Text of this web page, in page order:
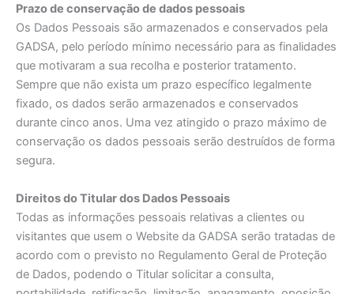
Prazo de conservação de dados pessoais
Os Dados Pessoais são armazenados e conservados pela
GADSA, pelo período mínimo necessário para as finalidades
que motivaram a sua recolha e posterior tratamento.
Sempre que não exista um prazo específico legalmente
fixado, os dados serão armazenados e conservados
durante cinco anos. Uma vez atingido o prazo máximo de
conservação os dados pessoais serão destruídos de forma
segura.
Direitos do Titular dos Dados Pessoais
Todas as informações pessoais relativas a clientes ou
visitantes que usem o Website da GADSA serão tratadas de
acordo com o previsto no Regulamento Geral de Proteção
de Dados, podendo o Titular solicitar a consulta,